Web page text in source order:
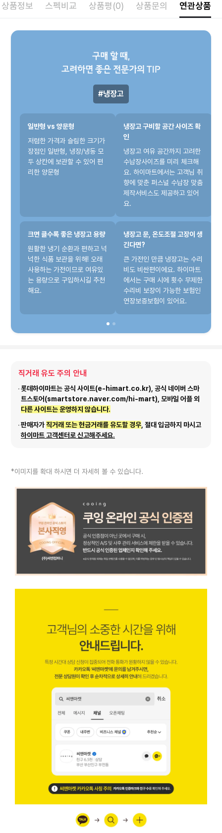
상품정보 스펙비교 상품평(0) 상품문의 연관상품
구매 할 때,
고려하면 좋은 전문가의 TIP
냉장고
일반형 vs 양문형
저렴한 가격과 슬림한 크기가
장점인 일반형, 냉장/냉동 모
두 상칸에 보관할 수 있어 편
리한 양문형
크면 클수록 좋은 냉장고 용량
원활한 냉기 순환과 편하고 넉
넉한 식품 보관을 위해! 오래
사용하는 가전이므로 여유있
는 용량으로 구입하시길 추천
해요.
냉장고 구비할 공간 사이즈 확
인
냉장고 여유 공간까지 고려한
수납장사이즈를 미리 체크해
요. 하이마트에서는 고객님 취
향에 맞춘 퍼스널 수납장 맞춤
제작서비스도 제공하고 있어
요.
냉장고 문, 온도조절 고장이 생
긴다면?
큰 가전인 만큼 냉장고는 수리
비도 비싼편이에요. 하이마트
에서는 구매 시에 횟수 무제한
수리비 보장이 가능한 보험인
연장보증보험이 있어요.
직거래 유도 주의 안내
롯데하이마트는 공식 사이트(e-himart.co.kr), 공식 네이버 스마
트스토어(smartstore.naver.com/hi-mart), 모바일 어플 외
다른 사이트는 운영하지 않습니다.
판매자가직거래 또는 현금거래를 유도할 경우, 절대 입금하지 마시고
하이마트 고객센터로 신고해주세요.
*이미지를 확대 하시면 더 자세히 볼 수 있습니다.